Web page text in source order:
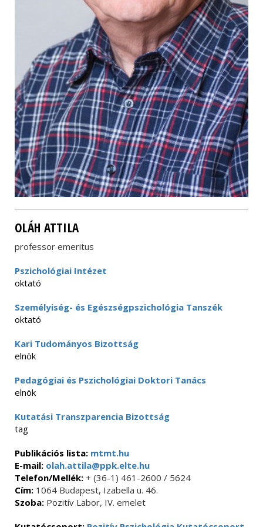
OLÁH ATTILA
professor emeritus
Pszichológiai Intézet
oktató
Személyiség- és Egészségpszichológia Tanszék
oktató
Kari Tudományos Bizottság
elnök
Pedagógiai és Pszichológiai Doktori Tanács
elnök
Kutatási Transzparencia Bizottság
tag
Publikációs lista: mtmt.hu
E-mail: olah.attila@ppk.elte.hu
Telefon/Mellék: + (36-1) 461-2600 / 5624
Cím: 1064 Budapest, Izabella u. 46.
Szoba: Pozitív Labor, IV. emelet